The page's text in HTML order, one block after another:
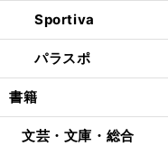
Sportiva
パラスポ
書籍
文芸・文庫・総合